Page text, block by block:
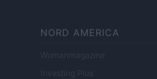
NORD AMERICA
Womanmagazine
Investing Plus